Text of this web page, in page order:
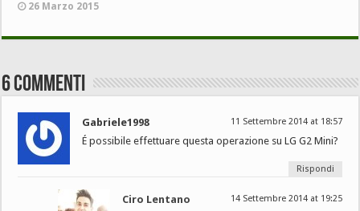
26 Marzo 2015
6 Commenti
Gabriele1998 11 Settembre 2014 at 18:57
É possibile effettuare questa operazione su LG G2 Mini?
Rispondi
Ciro Lentano 14 Settembre 2014 at 19:25